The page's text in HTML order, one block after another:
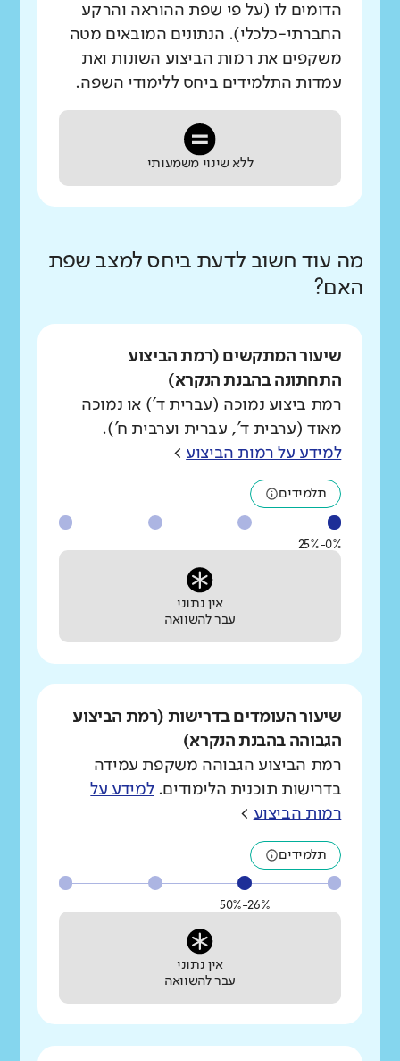
הדומים לו (על פי שפת ההוראה והרקע
החברתי-כלכלי). הנתונים המובאים מטה
משקפים את רמות הביצוע השונות ואת
עמדות התלמידים ביחס ללימודי השפה.
ללא שינוי משמעותי
מה עוד חשוב לדעת ביחס למצב שפת
האם?
שיעור המתקשים (רמת הביצוע
התחתונה בהבנת הנקרא)
רמת ביצוע נמוכה (עברית ד') או נמוכה
מאוד (ערבית ד', עברית וערבית ח').
למידע על רמות הביצוע >
תלמידים
0%-25%
אין נתוני
עבר להשוואה
שיעור העומדים בדרישות (רמת הביצוע
הגבוהה בהבנת הנקרא)
רמת הביצוע הגבוהה משקפת עמידה
בדרישות תוכנית הלימודים.למידע על
רמות הביצוע >
תלמידים
26%-50%
אין נתוני
עבר להשוואה